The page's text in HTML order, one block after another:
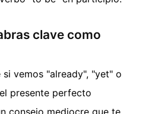
clave como
si vemos "already", "yet" o
presente perfecto